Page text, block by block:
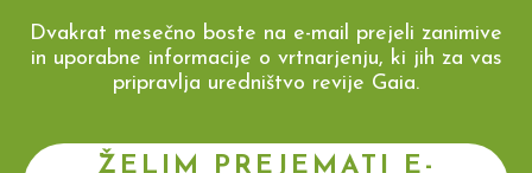
Dvakrat mesečno boste na e-mail prejeli zanimive
in uporabne informacije o vrtnarjenju, ki jih za vas
pripravlja uredništvo revije Gaia.
ŽELIM PREJEMATI E-